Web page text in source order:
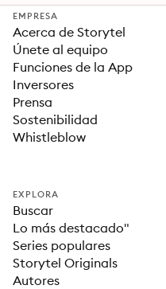
EMPRESA
Acerca de Storytel
Únete al equipo
Funciones de la App
Inversores
Prensa
Sostenibilidad
Whistleblow
EXPLORA
Buscar
Lo más destacado"
Series populares
Storytel Originals
Autores